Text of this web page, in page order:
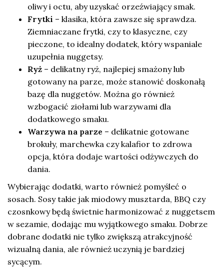
oliwy i octu, aby uzyskać orzeźwiający smak.
Frytki – klasika, która zawsze się sprawdza.
Ziemniaczane frytki, czy to klasyczne, czy
pieczone, to idealny dodatek, który wspaniale
uzupełnia nuggetsy.
Ryż – delikatny ryż, najlepiej smażony lub
gotowany na parze, może stanowić doskonałą
bazę dla nuggetów. Można go również
wzbogacić ziołami lub warzywami dla
dodatkowego smaku.
Warzywa na parze – delikatnie gotowane
brokuły, marchewka czy kalafior to zdrowa
opcja, która dodaje wartości odżywczych do
dania.
Wybierając dodatki, warto również pomyśleć o
sosach. Sosy takie jak miodowy musztarda, BBQ czy
czosnkowy będą świetnie harmonizować z nuggetsem
w sezamie, dodając mu wyjątkowego smaku. Dobrze
dobrane dodatki nie tylko zwiększą atrakcyjność
wizualną dania, ale również uczynią je bardziej
sycącym.